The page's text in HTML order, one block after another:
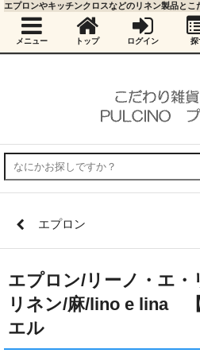
エプロン
エプロン/リーノ・エ
リネン/麻/lino e lina
エル
エプロンやキッチンクロスなどのリネン製品とこ
メニュー トップ ログイン 探